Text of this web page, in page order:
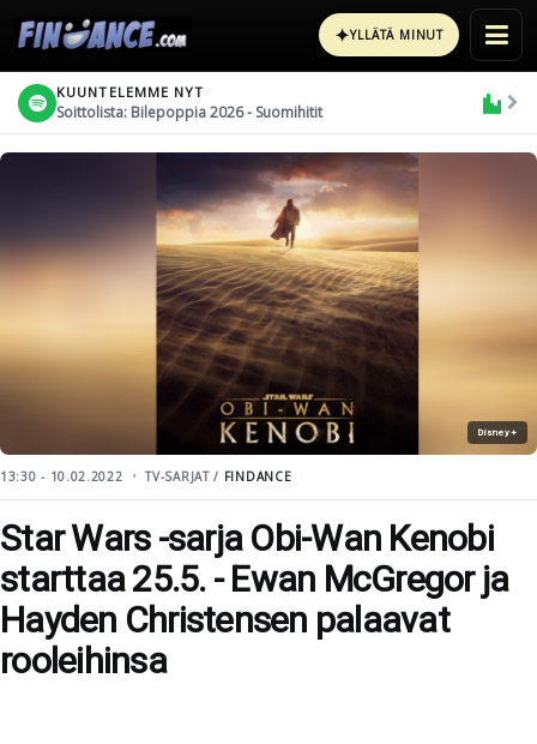
✦YLLÄTÄ MINUT
KUUNTELEMME NYT
Soittolista: Bilepoppia 2026 - Suomihitit
Disney+
13:30 - 10.02.2022 TV-SARJAT / FINDANCE
Star Wars -sarja Obi-Wan Kenobi
starttaa 25.5. - Ewan McGregor ja
Hayden Christensen palaavat
rooleihinsa